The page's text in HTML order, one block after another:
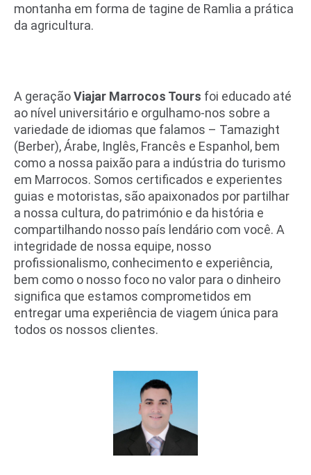
montanha em forma de tagine de Ramlia a prática
da agricultura.
A geraçãoViajar Marrocos Tours foi educado até
ao nível universitário e orgulhamo-nos sobre a
variedade de idiomas que falamos – Tamazight
(Berber), Árabe, Inglês, Francês e Espanhol, bem
como a nossa paixão para a indústria do turismo
em Marrocos. Somos certificados e experientes
guias e motoristas, são apaixonados por partilhar
a nossa cultura, do património e da história e
compartilhando nosso país lendário com você. A
integridade de nossa equipe, nosso
profissionalismo, conhecimento e experiência,
bem como o nosso foco no valor para o dinheiro
significa que estamos comprometidos em
entregar uma experiência de viagem única para
todos os nossos clientes.